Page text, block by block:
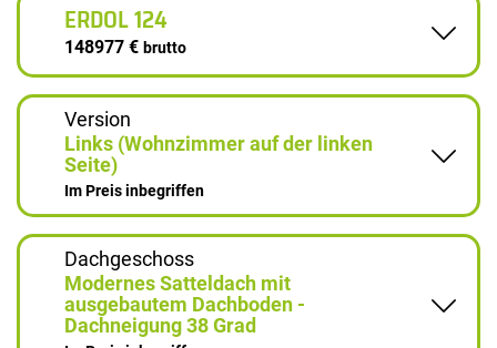
ERDOL 124
148977 € brutto
Version
Links (Wohnzimmer auf der linken
Seite)
Im Preis inbegriffen
Dachgeschoss
Modernes Satteldach mit
ausgebautem Dachboden -
Dachneigung 38 Grad